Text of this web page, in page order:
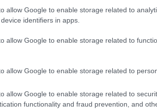
allow Google to enable storage related to
identifiers in apps.
allow Google to enable storage related to
allow Google to enable storage related to
allow Google to enable storage related to
functionality and fraud prevention, and